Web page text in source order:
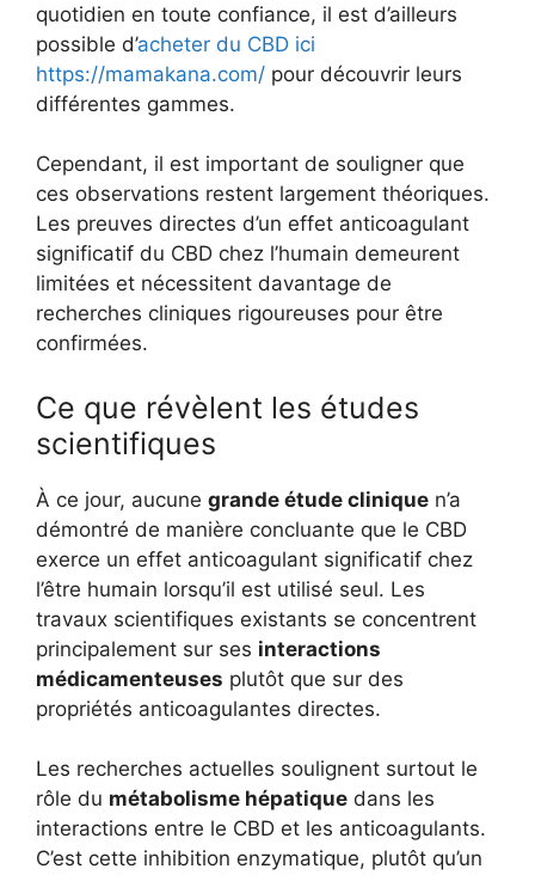
quotidien en toute confiance, il est d’ailleurs
possible d’acheter du CBD ici
https://mamakana.com/ pour découvrir leurs
différentes gammes.
Cependant, il est important de souligner que
ces observations restent largement théoriques.
Les preuves directes d’un effet anticoagulant
significatif du CBD chez l’humain demeurent
limitées et nécessitent davantage de
recherches cliniques rigoureuses pour être
confirmées.
Ce que révèlent les études
scientifiques
À ce jour, aucune grande étude clinique n’a
démontré de manière concluante que le CBD
exerce un effet anticoagulant significatif chez
l’être humain lorsqu’il est utilisé seul. Les
travaux scientifiques existants se concentrent
principalement sur ses interactions
médicamenteuses plutôt que sur des
propriétés anticoagulantes directes.
Les recherches actuelles soulignent surtout le
rôle du métabolisme hépatique dans les
interactions entre le CBD et les anticoagulants.
C’est cette inhibition enzymatique, plutôt qu’un